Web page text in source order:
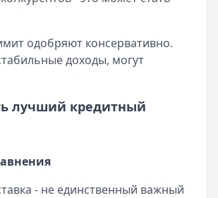
одобряют консервативно.
доходы, могут
лучший кредитный
- не единственный важный